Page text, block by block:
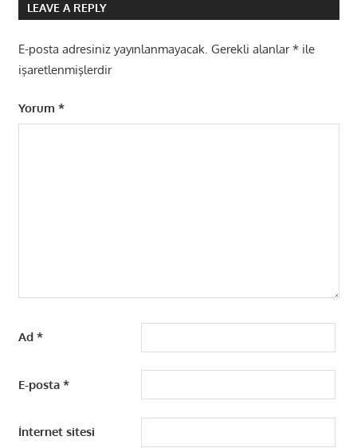
LEAVE A REPLY
E-posta adresiniz yayınlanmayacak. Gerekli alanlar*ile
işaretlenmişlerdir
Yorum *
Ad *
E-posta *
İnternet sitesi